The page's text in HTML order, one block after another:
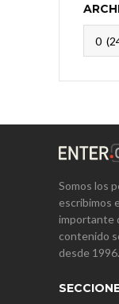
Somos los
escribimos
importante
contenido
desde 1996.